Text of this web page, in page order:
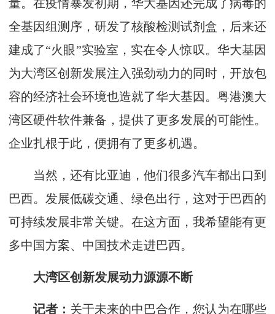
量。在疫情暴发初期，华大基因还完成了病毒的
全基因组测序，研发了核酸检测试剂盒，后来还
建成了“火眼”实验室，实在令人惊叹。华大基因
为大湾区创新发展注入强劲动力的同时，开放包
容的经济社会环境也造就了华大基因。粤港澳大
湾区硬件软件兼备，提供了更多发展的可能性。
企业扎根于此，便拥有了更多机遇。
当然，还有比亚迪，他们很多汽车都出口到
巴西。发展低碳交通、绿色出行，这对于巴西的
可持续发展非常关键。在这方面，我希望能有更
多中国方案、中国技术走进巴西。
大湾区创新发展动力源源不断
记者： 关于未来的中巴合作，您认为在哪些